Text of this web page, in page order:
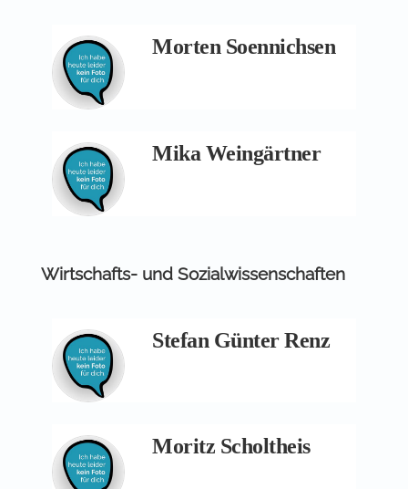
Morten Soennichsen
Mika Weingärtner
Wirtschafts- und Sozialwissenschaften
Stefan Günter Renz
Moritz Scholtheis